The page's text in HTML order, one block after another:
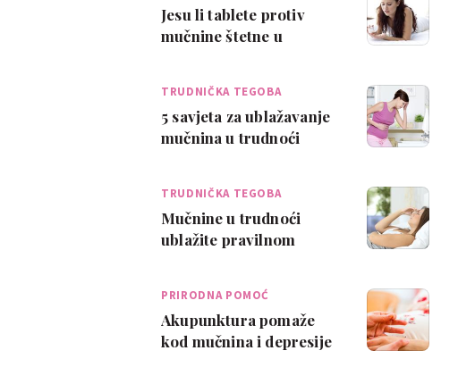
Jesu li tablete protiv
mučnine štetne u
TRUDNIČKA TEGOBA
5 savjeta za ublažavanje
mučnina u trudnoći
TRUDNIČKA TEGOBA
Mučnine u trudnoći
ublažite pravilnom
PRIRODNA POMOĆ
Akupunktura pomaže
kod mučnina i depresije